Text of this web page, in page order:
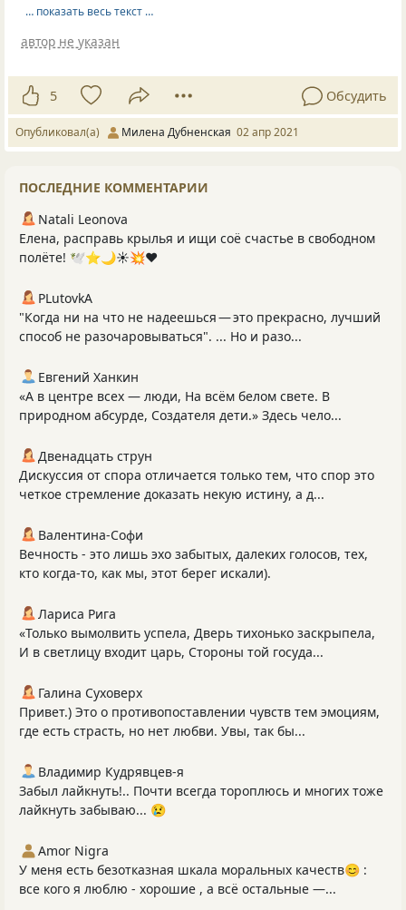
… показать весь текст …
автор не указан
5 Обсудить
Опубликовал(а) Милена Дубненская 02 апр 2021
ПОСЛЕДНИЕ КОММЕНТАРИИ
Natali Leonova
Елена, расправь крылья и ищи соё счастье в свободном
полёте! 🕊️⭐️🌙☀💥♥️
PLutоvkА
"Когда ни на что не надеешься — это прекрасно, лучший
способ не разочаровываться". ... Но и разо...
Евгений Ханкин
«А в центре всех — люди, На всём белом свете. В
природном абсурде, Создателя дети.» Здесь чело...
Двенадцать струн
Дискуссия от спора отличается только тем, что спор это
четкое стремление доказать некую истину, а д...
Валентина-Софи
Вечность - это лишь эхо забытых, далеких голосов, тех,
кто когда-то, как мы, этот берег искали).
Лариса Рига
«Только вымолвить успела, Дверь тихонько заскрыпела,
И в светлицу входит царь, Стороны той госуда...
Галина Суховерх
Привет.) Это о противопоставлении чувств тем эмоциям,
где есть страсть, но нет любви. Увы, так бы...
Владимир Кудрявцев-я
Забыл лайкнуть!.. Почти всегда тороплюсь и многих тоже
лайкнуть забываю... 😢
Amor Nigra
У меня есть безотказная шкала моральных качеств😊 :
все кого я люблю - хорошие , а всё остальные —...